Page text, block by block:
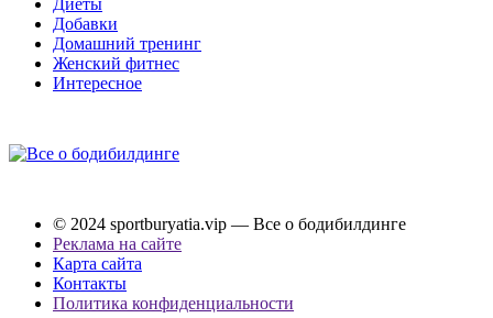
Добавки
Домашний тренинг
Женский фитнес
Интересное
© 2024 sportburyatia.vip — Все о бодибилдинге
Реклама на сайте
Карта сайта
Контакты
Политика конфиденциальности